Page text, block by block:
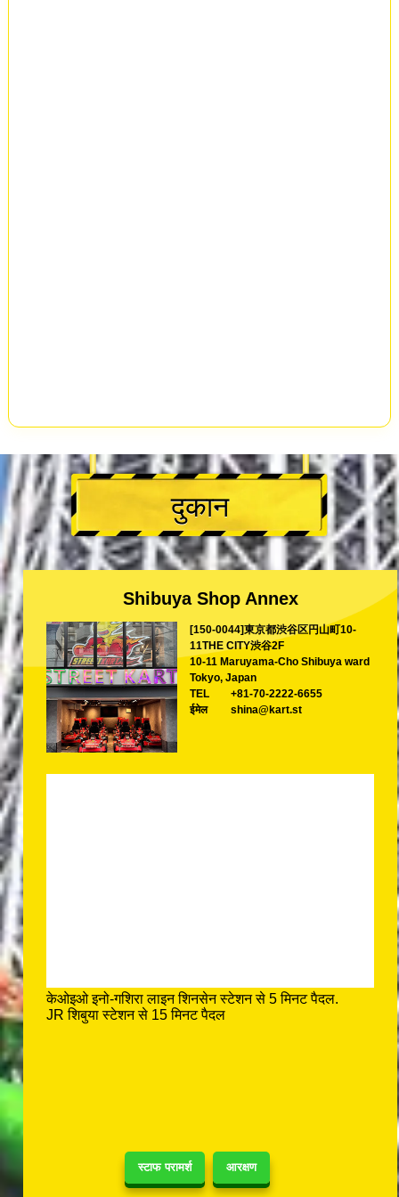
स्टाफ परामर्श आरक्षण
दुकान
Shibuya Shop Annex
[150-0044]東京都渋谷区円山町10-
11THE CITY渋谷2F
10-11 Maruyama-Cho Shibuya ward
Tokyo, Japan
TEL
+81-70-2222-6655
ईमेल
shina@kart.st
केओइओ इनो-गशिरा लाइन शिनसेन स्टेशन से 5 मिनट पैदल.
JR शिबुया स्टेशन से 15 मिनट पैदल